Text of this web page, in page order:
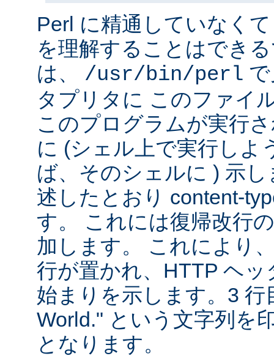
Perl に精通していなく
を理解することはでき
は、 /usr/bin/perl
タプリタに このファイ
このプログラムが実行
に (シェル上で実行しよ
ば、そのシェルに ) 示
述したとおり content-
す。 これには復帰改行
加します。 これにより
行が置かれ、HTTP ヘ
始まりを示します。3 行
World." という文字列を
となります。